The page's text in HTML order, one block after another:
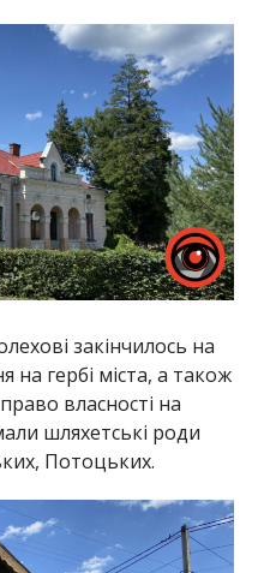
закінчилось на
на гербі міста, а також
власності на
шляхетські роди
Потоцьких.